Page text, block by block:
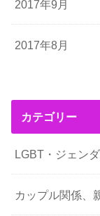
2017年9月
2017年8月
カテゴリー
LGBT・ジェン
カップル関係、